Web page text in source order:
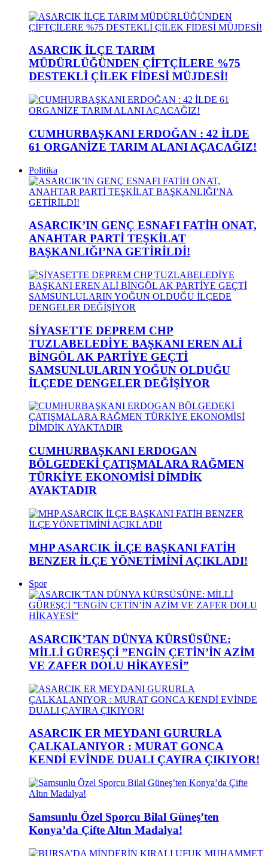
ASARCIK İLÇE TARIM
MÜDÜRLÜĞÜNDEN ÇİFTÇİLERE %75
DESTEKLİ ÇİLEK FİDESİ MÜJDESİ!
CUMHURBAŞKANI ERDOĞAN : 42 İLDE
61 ORGANİZE TARIM ALANI AÇACAĞIZ!
Politika
ASARCIK’IN GENÇ ESNAFI FATİH ONAT,
ANAHTAR PARTİ TEŞKİLAT
BAŞKANLIĞI’NA GETİRİLDİ!
SİYASETTE DEPREM CHP
TUZLABELEDİYE BAŞKANI EREN ALİ
BİNGÖL AK PARTİYE GEÇTİ
SAMSUNLULARIN YOĞUN OLDUĞU
İLÇEDE DENGELER DEĞİŞİYOR
CUMHURBAŞKANI ERDOGAN
BÖLGEDEKİ ÇATIŞMALARA RAĞMEN
TÜRKİYE EKONOMİSİ DİMDİK
AYAKTADIR
MHP ASARCIK İLÇE BAŞKANI FATİH
BENZER İLÇE YÖNETİMİNİ AÇIKLADI!
Spor
ASARCIK’TAN DÜNYA KÜRSÜSÜNE:
MİLLİ GÜREŞÇİ ”ENGİN ÇETİN’İN AZİM
VE ZAFER DOLU HİKAYESİ”
ASARCIK ER MEYDANI GURURLA
ÇALKALANIYOR : MURAT GONCA
KENDİ EVİNDE DUALI ÇAYIRA ÇIKIYOR!
Samsunlu Özel Sporcu Bilal Güneş’ten
Konya’da Çifte Altın Madalya!